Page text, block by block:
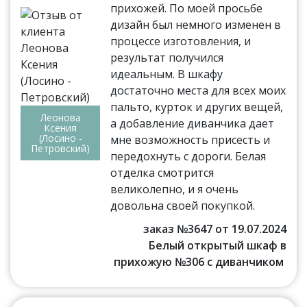
Леонова
Ксения
(Лосино -
Петровский)
прихожей. По моей просьбе
дизайн был немного изменен в
процессе изготовления, и
результат получился
идеальным. В шкафу
достаточно места для всех моих
пальто, курток и других вещей,
а добавление диванчика дает
мне возможность присесть и
передохнуть с дороги. Белая
отделка смотрится
великолепно, и я очень
довольна своей покупкой.
заказ №3647 от 19.07.2024
Белый открытый шкаф в
прихожую №306 с диванчиком